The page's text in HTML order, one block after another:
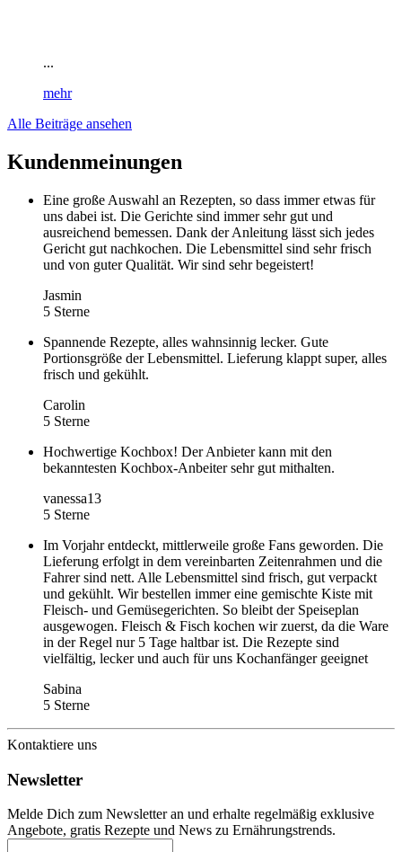
...
mehr
Alle Beiträge ansehen
Kundenmeinungen
Eine große Auswahl an Rezepten, so dass immer etwas für
uns dabei ist. Die Gerichte sind immer sehr gut und
ausreichend bemessen. Dank der Anleitung lässt sich jedes
Gericht gut nachkochen. Die Lebensmittel sind sehr frisch
und von guter Qualität. Wir sind sehr begeistert!
Jasmin
5 Sterne
Spannende Rezepte, alles wahnsinnig lecker. Gute
Portionsgröße der Lebensmittel. Lieferung klappt super, alles
frisch und gekühlt.
Carolin
5 Sterne
Hochwertige Kochbox! Der Anbieter kann mit den
bekanntesten Kochbox-Anbeiter sehr gut mithalten.
vanessa13
5 Sterne
Im Vorjahr entdeckt, mittlerweile große Fans geworden. Die
Lieferung erfolgt in dem vereinbarten Zeitenrahmen und die
Fahrer sind nett. Alle Lebensmittel sind frisch, gut verpackt
und gekühlt. Wir bestellen immer eine gemischte Kiste mit
Fleisch- und Gemüsegerichten. So bleibt der Speiseplan
ausgewogen. Fleisch & Fisch kochen wir zuerst, da die Ware
in der Regel nur 5 Tage haltbar ist. Die Rezepte sind
vielfältig, lecker und auch für uns Kochanfänger geeignet
Sabina
5 Sterne
Kontaktiere uns
Newsletter
Melde Dich zum Newsletter an und erhalte regelmäßig exklusive
Angebote, gratis Rezepte und News zu Ernährungstrends.